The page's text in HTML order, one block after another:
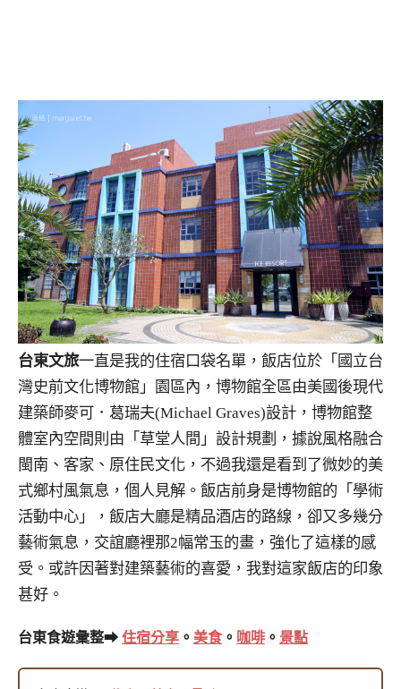
台東文旅一直是我的住宿口袋名單，飯店位於「國立台
灣史前文化博物館」園區內，博物館全區由美國後現代
建築師麥可．葛瑞夫(Michael Graves)設計，博物館整
體室內空間則由「草堂人間」設計規劃，據說風格融合
閩南、客家、原住民文化，不過我還是看到了微妙的美
式鄉村風氣息，個人見解。飯店前身是博物館的「學術
活動中心」，飯店大廳是精品酒店的路線，卻又多幾分
藝術氣息，交誼廳裡那2幅常玉的畫，強化了這樣的感
受。或許因著對建築藝術的喜愛，我對這家飯店的印象
甚好。
台東食遊彙整➡ 住宿分享 。 美食。 咖啡 。 景點